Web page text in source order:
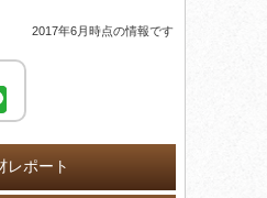
2017年6月時点の情報です
レポート